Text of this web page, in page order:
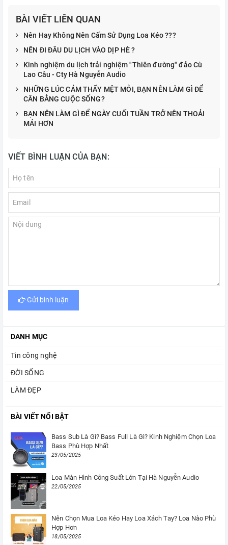
BÀI VIẾT LIÊN QUAN
Nên Hay Không Nên Cấm Sử Dụng Loa Kéo ???
NÊN ĐI ĐÂU DU LỊCH VÀO DỊP HÈ ?
Kinh nghiệm du lịch trải nghiệm "Thiên đường" đảo Cù
Lao Câu - Cty Hà Nguyễn Audio
NHỮNG LÚC CẢM THẤY MỆT MỎI, BẠN NÊN LÀM GÌ ĐỂ
CÂN BẰNG CUỘC SỐNG?
BẠN NÊN LÀM GÌ ĐỂ NGÀY CUỐI TUẦN TRỞ NÊN THOẢI
MÁI HƠN
VIẾT BÌNH LUẬN CỦA BẠN:
Gửi bình luận
DANH MỤC
Tin công nghệ
ĐỜI SỐNG
LÀM ĐẸP
BÀI VIẾT NỔI BẬT
Bass Sub Là Gì? Bass Full Là Gì? Kinh Nghiệm Chọn Loa
Bass Phù Hợp Nhất
23/05/2025
Loa Màn Hình Công Suất Lớn Tại Hà Nguyễn Audio
22/05/2025
Nên Chọn Mua Loa Kéo Hay Loa Xách Tay? Loa Nào Phù
Hợp Hơn
18/05/2025